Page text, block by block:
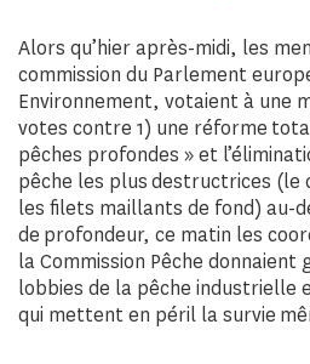
Alors qu’hier après-midi, les
commission du Parlement
Environnement, votaient à une
votes contre 1) une réforme
pêches profondes » et
pêche les plus destructrices
les filets maillants de fond) au-
de profondeur, ce matin les
la Commission Pêche donnaient
lobbies de la pêche industrielle
qui mettent en péril la survie